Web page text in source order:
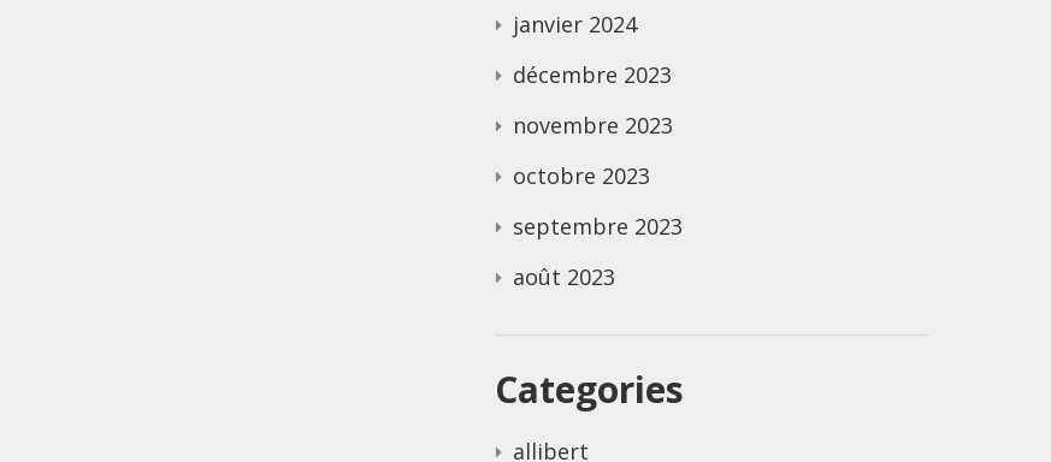
janvier 2024
décembre 2023
novembre 2023
octobre 2023
septembre 2023
août 2023
Categories
allibert